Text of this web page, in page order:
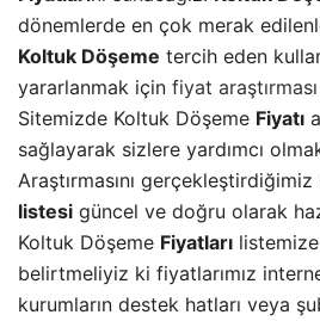
dönemlerde en çok merak
Koltuk Döşeme tercih eden
yararlanmak için fiyat araştırması
Sitemizde Koltuk Döşeme Fiyatı
sağlayarak sizlere yardımcı
Araştırmasını
listesi güncel ve doğru olarak
Koltuk Döşeme Fiyatları
belirtmeliyiz ki fiyatlarımız
kurumların destek hatları veya